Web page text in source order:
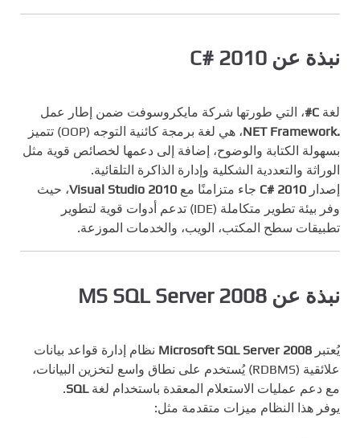
نبذة عن C# 2010
لغة C# ، التي طورتها شركة مايكروسوفت ضمن إطار عمل
.NET Framework
، هي لغة برمجة كائنية التوجه (OOP) تتميز
بسهولة الكتابة والوضوح، إضافة إلى دعمها لخصائص قوية مثل
الوراثة والتعددية الشكلية وإدارة الذاكرة التلقائية.
إصدار C# 2010 جاء متزامنًا مع Visual Studio 2010، حيث
وفر بيئة تطوير متكاملة (IDE) تدعم أدوات قوية لتطوير
تطبيقات سطح المكتب، الويب، والخدمات الموزعة.
نبذة عن MS SQL Server 2008
يُعتبر Microsoft SQL Server 2008 نظام إدارة قواعد بيانات
علائقية (RDBMS) يُستخدم على نطاق واسع لتخزين البيانات،
مع دعم عمليات الاستعلام المعقدة باستخدام لغةSQL
.
يوفر هذا النظام ميزات متقدمة مثل: